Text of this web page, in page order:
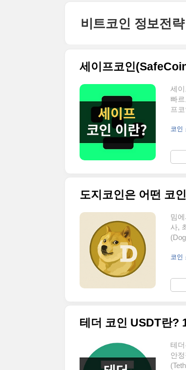
비트코인 정보전략
세이프코인
세
빠
프
커
거
코인
도지코인은 어떤 코
밈
사,
트
인
공
코인
테더 코인 USDT란?
테
안